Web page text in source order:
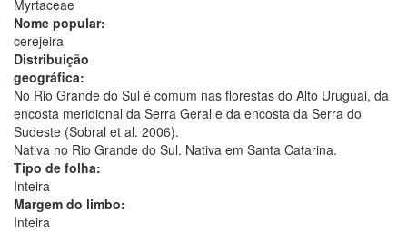
Myrtaceae
Nome popular:
cerejeira
Distribuição
geográfica:
No Rio Grande do Sul é comum nas florestas do Alto Uruguai, da
encosta meridional da Serra Geral e da encosta da Serra do
Sudeste (Sobral et al. 2006).
Nativa no Rio Grande do Sul. Nativa em Santa Catarina.
Tipo de folha:
Inteira
Margem do limbo:
Inteira